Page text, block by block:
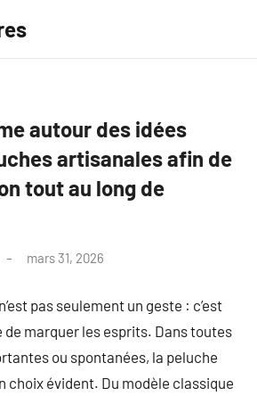
autour des idées
artisanales afin de
tout au long de
mars 31, 2026
pas seulement un geste : c’est
de marquer les esprits. Dans toutes
ou spontanées, la peluche
choix évident. Du modèle classique